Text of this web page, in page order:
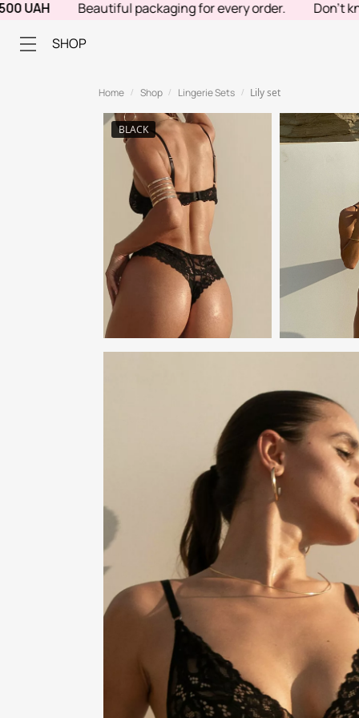
Beautiful packaging for every order. Don't know
SHOP
Home / Shop / Lingerie Sets / Lily set
BLACK